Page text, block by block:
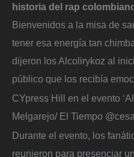
historia del rap
Bienvenidos a la misa de
tener esa energía tan
dijeron los Alcolirykoz al
público que los recibía
CYpress Hill en el evento
Melgarejo/ El Tiempo
Durante el evento, los
reunieron para presenciar